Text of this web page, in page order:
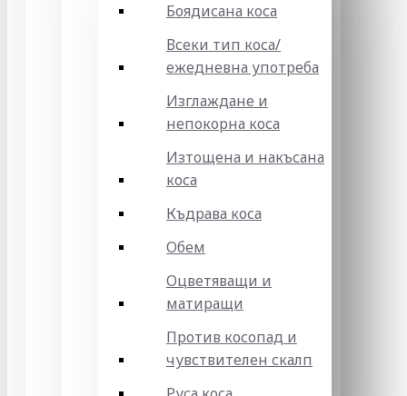
Боядисана коса
Всеки тип коса/
ежедневна употреба
Изглаждане и
непокорна коса
Изтощена и накъсана
коса
Къдрава коса
Обем
Оцветяващи и
матиращи
Против косопад и
чувствителен скалп